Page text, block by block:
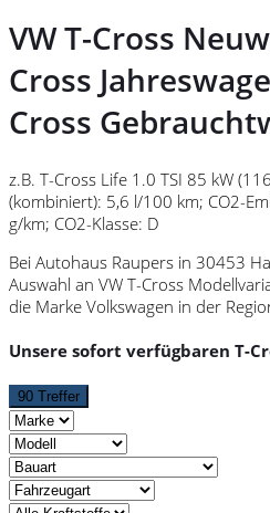
VW T-Cross
Cross
Cross
z.B. T-Cross Life 1.0 TSI 85 kW
(kombiniert): 5,6 l/100 km; CO2-
g/km; CO2-Klasse: D
Bei Autohaus Raupers in 30453
Auswahl an VW T-Cross
die Marke Volkswagen in der
Unsere sofort verfügbaren T-
90 Treffer